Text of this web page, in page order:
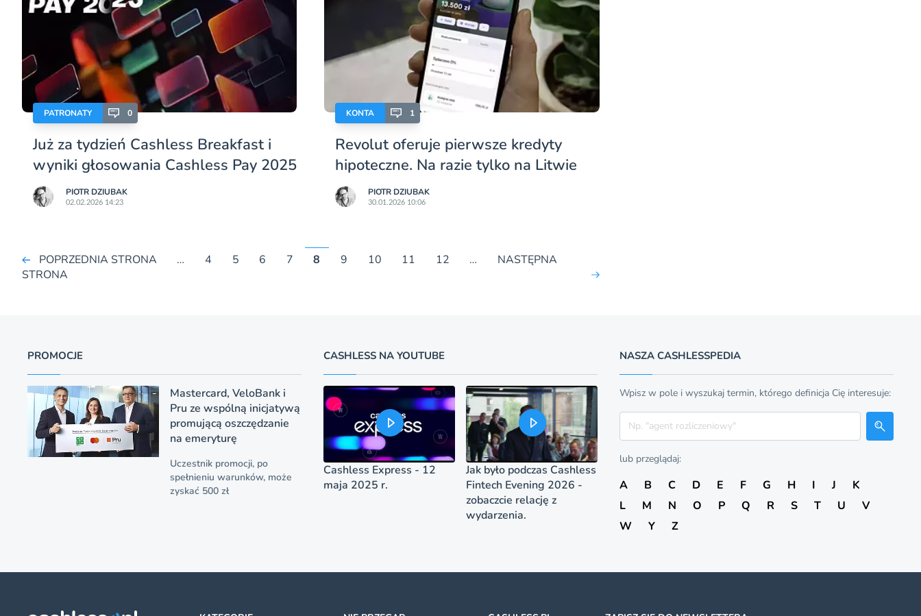
PATRONATY 0
Już za tydzień Cashless Breakfast i
wyniki głosowania Cashless Pay 2025
PIOTR DZIUBAK
02.02.2026 14:23
KONTA 1
Revolut oferuje pierwsze kredyty
hipoteczne. Na razie tylko na Litwie
PIOTR DZIUBAK
30.01.2026 10:06
POPRZEDNIA STRONA … 4 5 6 7 8 9 10 11 12 …
NASTĘPNA
STRONA
PROMOCJE
Mastercard, VeloBank i
Pru ze wspólną inicjatywą
promującą oszczędzanie
na emeryturę
Uczestnik promocji, po
spełnieniu warunków, może
zyskać 500 zł
CASHLESS NA YOUTUBE
Cashless Express - 12
maja 2025 r.
Jak było podczas Cashless
Fintech Evening 2026 -
zobaczcie relację z
wydarzenia.
NASZA CASHLESSPEDIA
Wpisz w pole i wyszukaj termin, którego definicja Cię interesuje:
Szukaj
lub przeglądaj:
A B C D E F G H I J
K
L
M N O P Q R S T U
V
W
Y Z